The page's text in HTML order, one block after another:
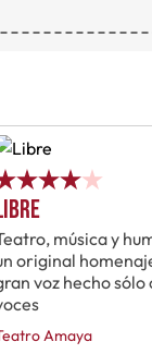
música y
original
voz hecho sólo
Amaya